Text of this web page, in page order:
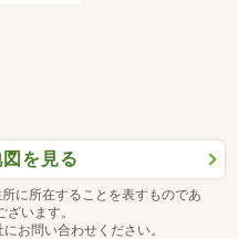
を見る
に所在することを表すものであ
います。
お問い合わせください。